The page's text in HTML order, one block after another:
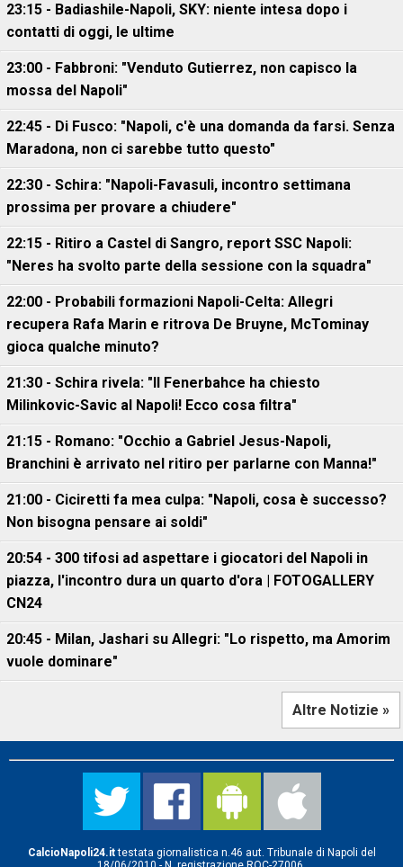
23:15 - Badiashile-Napoli, SKY: niente intesa dopo i
contatti di oggi, le ultime
23:00 - Fabbroni: "Venduto Gutierrez, non capisco la
mossa del Napoli"
22:45 - Di Fusco: "Napoli, c'è una domanda da farsi. Senza
Maradona, non ci sarebbe tutto questo"
22:30 - Schira: "Napoli-Favasuli, incontro settimana
prossima per provare a chiudere"
22:15 - Ritiro a Castel di Sangro, report SSC Napoli:
"Neres ha svolto parte della sessione con la squadra"
22:00 - Probabili formazioni Napoli-Celta: Allegri
recupera Rafa Marin e ritrova De Bruyne, McTominay
gioca qualche minuto?
21:30 - Schira rivela: "Il Fenerbahce ha chiesto
Milinkovic-Savic al Napoli! Ecco cosa filtra"
21:15 - Romano: "Occhio a Gabriel Jesus-Napoli,
Branchini è arrivato nel ritiro per parlarne con Manna!"
21:00 - Ciciretti fa mea culpa: "Napoli, cosa è successo?
Non bisogna pensare ai soldi"
20:54 - 300 tifosi ad aspettare i giocatori del Napoli in
piazza, l'incontro dura un quarto d'ora | FOTOGALLERY
CN24
20:45 - Milan, Jashari su Allegri: "Lo rispetto, ma Amorim
vuole dominare"
Altre Notizie »
CalcioNapoli24.ittestata giornalistica n.46 aut. Tribunale di Napoli del